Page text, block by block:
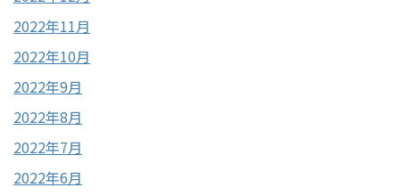
2022年11月
2022年10月
2022年9月
2022年8月
2022年7月
2022年6月